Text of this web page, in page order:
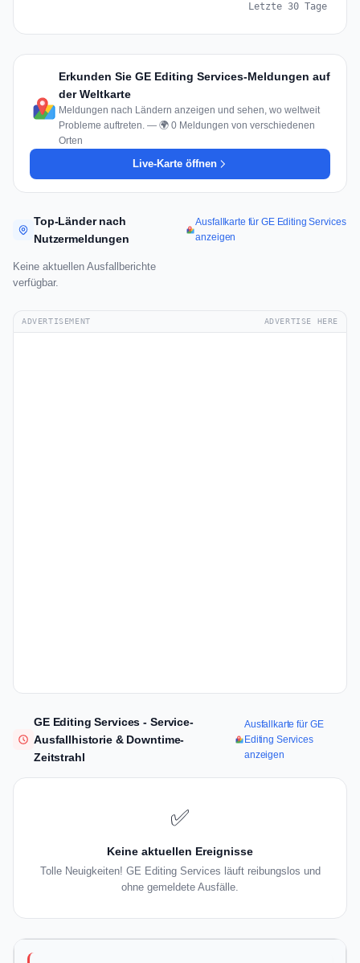
Letzte 30 Tage
Erkunden Sie GE Editing Services-Meldungen auf
der Weltkarte
Meldungen nach Ländern anzeigen und sehen, wo weltweit
Probleme auftreten. — 🌍 0 Meldungen von verschiedenen
Orten
Live-Karte öffnen
Top-Länder nach
Nutzermeldungen
Ausfallkarte für GE Editing Services
anzeigen
Keine aktuellen Ausfallberichte
verfügbar.
ADVERTISEMENT ADVERTISE HERE
GE Editing Services - Service-
Ausfallhistorie & Downtime-
Zeitstrahl
Ausfallkarte für GE
Editing Services
anzeigen
✅
Keine aktuellen Ereignisse
Tolle Neuigkeiten! GE Editing Services läuft reibungslos und
ohne gemeldete Ausfälle.